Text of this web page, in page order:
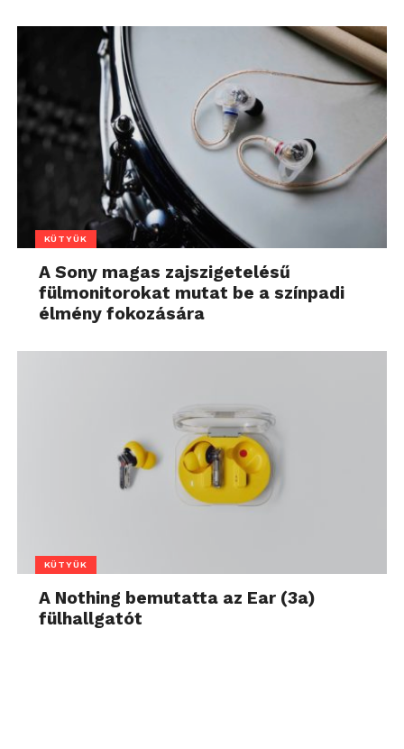
KÜTYÜK
A Sony magas zajszigetelésű
fülmonitorokat mutat be a színpadi
élmény fokozására
KÜTYÜK
A Nothing bemutatta az Ear (3a)
fülhallgatót